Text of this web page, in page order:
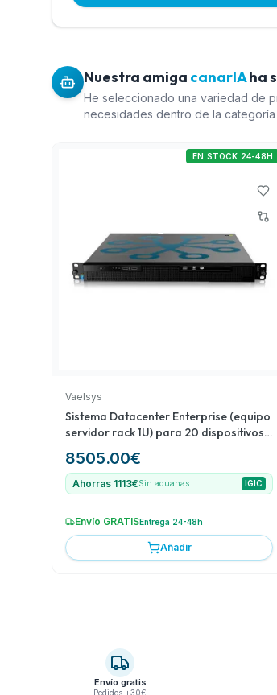
Nuestra amiga canarIAha
He seleccionado una variedad de
necesidades dentro de la
grandes instalaciones. El 'Pack de
complemento esencial para el
ofrece una solución avanzada de
Calibración DAHUA' es crucial
cámaras térmicas. Esta selección
funcionalidades, ofreciendo una
complementarias para un sistema
Vaelsys
Sistema Datacenter Enterprise (equipo
servidor rack 1U) para 20 dispositivos
8505.00€
EN STOCK 24-48H
Ahorras 1113€Sin aduanas IGIC
Envío GRATISEntrega 24-48h
Añadir
Envío gratis
Pedidos +30€